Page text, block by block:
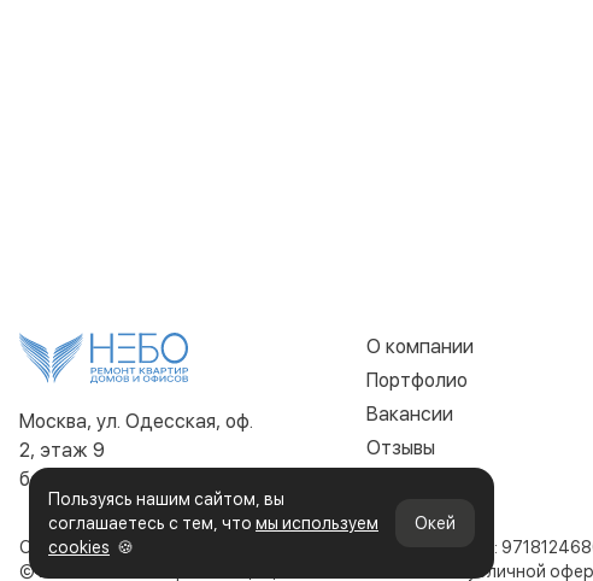
Москва, ул. Одесская, оф.
2, этаж 9
без выходных 9:00 - 22:00
О компании
Портфолио
Вакансии
Отзывы
ООО «Строительная компания НЕБО» ИНН:
© 2019-2026. Все права защищены. Сайт не является публичной
Пользуясь нашим сайтом, вы
соглашаетесь с тем, что мы используем
cookies 🍪
Окей